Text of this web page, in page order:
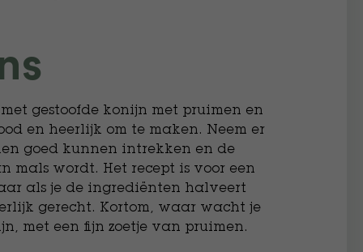
gestoofde konijn met pruimen en
en heerlijk om te maken. Neem er
goed kunnen intrekken en de
mals wordt. Het recept is voor een
als je de ingrediënten halveert
gerecht. Kortom, waar wacht je
met een fijn zoetje van pruimen.